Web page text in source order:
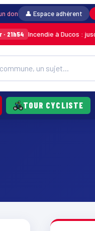
don 👤 Espace adhérent
Incendie à Ducos :
TOUR CYCLISTE